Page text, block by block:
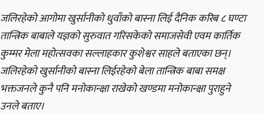
जलिरहेको आगोमा खुर्सानीको धुवाँको बास्ना लिई दैनिक करिब ८ घण्टा
तान्त्रिक बाबाले यज्ञको सुरुवात गरिसकेको समाजसेवी एवम कार्तिक
कुम्मर मेला महोत्सवका सल्लाहकार कुशेश्वर साहले बताएका छन्।
जलिरहेको खुर्सानीको बास्ना लिईरहेको बेला तान्त्रिक बाबा समक्ष
भक्तजनले कुनै पनि मनोकान्क्षा राखेको खण्डमा मनोकान्क्षा पुराहुने
उनले बताए।